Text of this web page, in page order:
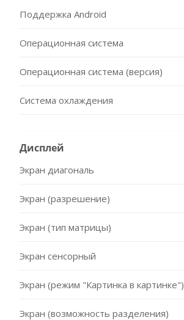
Поддержка Android
Операционная система
Операционная система (версия)
Система охлаждения
Дисплей
Экран диагональ
Экран (разрешение)
Экран (тип матрицы)
Экран сенсорный
Экран (режим "Картинка в картинке")
Экран (возможность разделения)